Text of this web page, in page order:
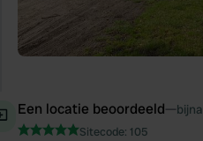
Een locatie beoordeeld—
Sitecode: 105